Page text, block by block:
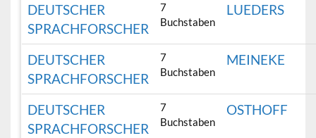
DEUTSCHER
SPRACHFORSCHER
7
Buchstaben
LUEDERS
DEUTSCHER
SPRACHFORSCHER
7
Buchstaben
MEINEKE
DEUTSCHER
SPRACHFORSCHER
7
Buchstaben
OSTHOFF